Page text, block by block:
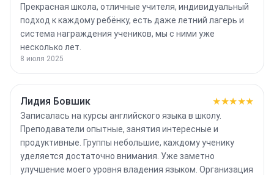
Прекрасная школа, отличные учителя, индивидуальный
подход к каждому ребёнку, есть даже летний лагерь и
система награждения учеников, мы с ними уже
несколько лет.
8 июля 2025
Лидия Бовшик ★★★★★
Записалась на курсы английского языка в школу.
Преподаватели опытные, занятия интересные и
продуктивные. Группы небольшие, каждому ученику
уделяется достаточно внимания. Уже заметно
улучшение моего уровня владения языком. Организация